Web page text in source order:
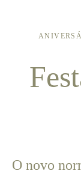
O novo